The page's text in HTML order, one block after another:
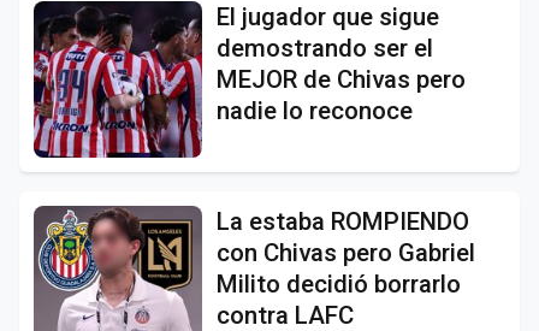
El jugador que sigue
demostrando ser el
MEJOR de Chivas pero
nadie lo reconoce
La estaba ROMPIENDO
con Chivas pero Gabriel
Milito decidió borrarlo
contra LAFC